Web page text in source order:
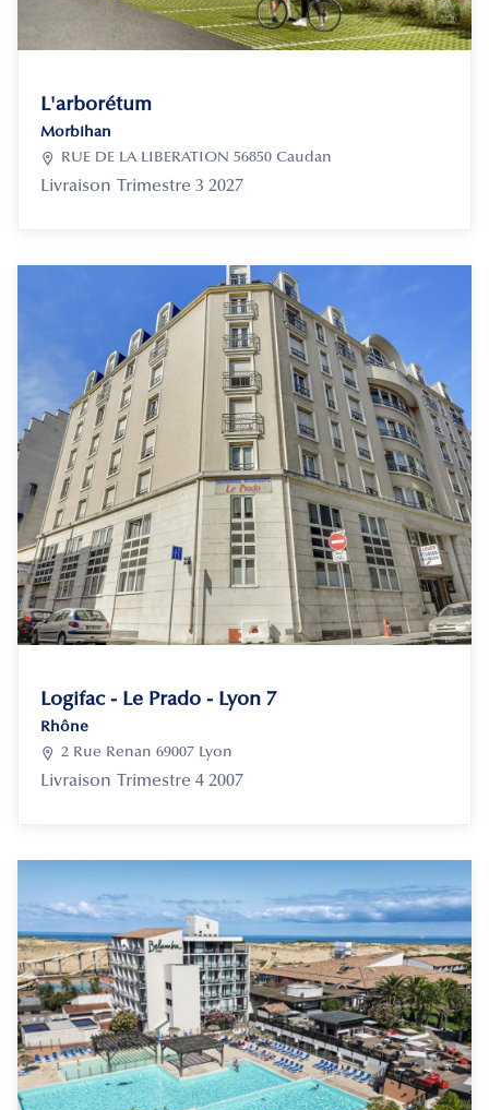
L'arborétum
Morbihan

RUE DE LA LIBERATION 56850 Caudan
Livraison Trimestre 3 2027
Logifac - Le Prado - Lyon 7
Rhône
 2 Rue Renan 69007 Lyon
Livraison Trimestre 4 2007